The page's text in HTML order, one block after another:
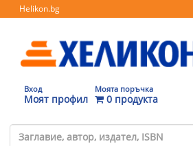
Helikon.bg
Вход
Моят профил
Моята поръчка
0 продукта